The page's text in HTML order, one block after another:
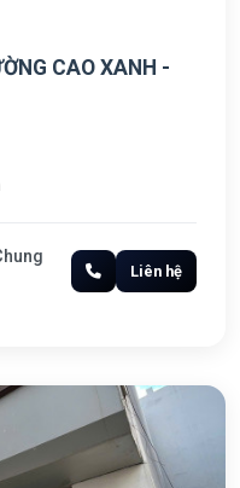
CAO XANH -
Liên hệ